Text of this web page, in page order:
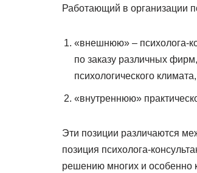
Работающий в организации
«внешнюю» – психолога-
по заказу различных
психологического
«внутреннюю»
Эти позиции различаются
позиция психолога-
решению многих и особенно